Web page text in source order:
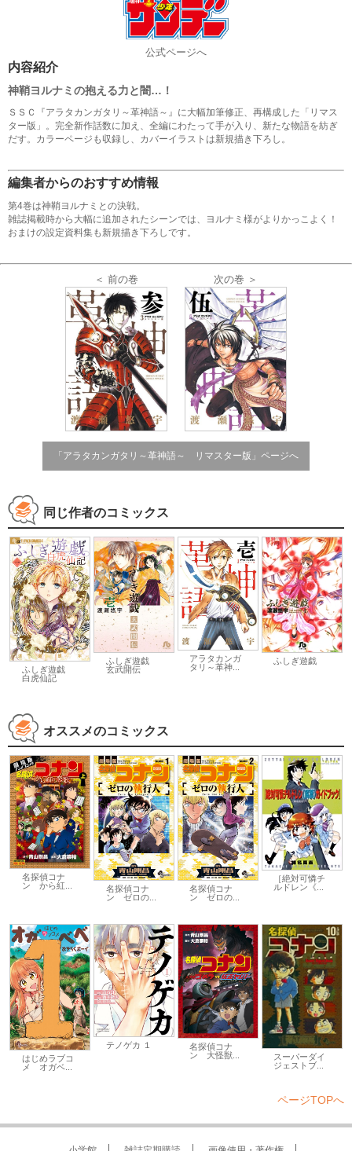
公式ページへ
内容紹介
神鞘ヨルナミの抱える力と闇…！
ＳＳＣ『アラタカンガタリ～革神語～』に大幅加筆修正、再構成した「リマス
ター版」。完全新作話数に加え、全編にわたって手が入り、新たな物語を紡ぎ
だす。カラーページも収録し、カバーイラストは新規描き下ろし。
編集者からのおすすめ情報
第4巻は神鞘ヨルナミとの決戦。
雑誌掲載時から大幅に追加されたシーンでは、ヨルナミ様がよりかっこよく！
おまけの設定資料集も新規描き下ろしです。
＜ 前の巻 次の巻 ＞
「アラタカンガタリ～革神語～ リマスター版」ページへ
同じ作者のコミックス
ふしぎ遊戯
白虎仙記
ふしぎ遊戯
玄武開伝
アラタカンガ
タリ～革神...
ふしぎ遊戯
オススメのコミックス
名探偵コナ
ン から紅...
名探偵コナ
ン ゼロの...
名探偵コナ
ン ゼロの...
［絶対可憐チ
ルドレン《...
はじめラブコ
メ オガベ...
テノゲカ １
名探偵コナ
ン 大怪獣...
スーパーダイ
ジェストブ...
ページTOPへ